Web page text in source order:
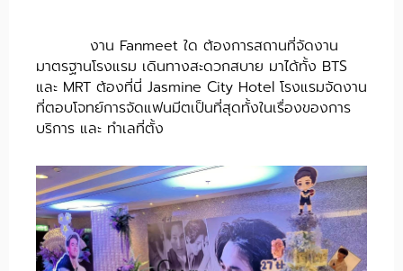
งาน Fanmeet ใด ต้องการสถานที่จัดงาน
มาตรฐานโรงแรม เดินทางสะดวกสบาย มาได้ทั้ง BTS
และ MRT ต้องที่นี่ Jasmine City Hotel โรงแรมจัดงาน
ที่ตอบโจทย์การจัดแฟนมีตเป็นที่สุดทั้งในเรื่องของการ
บริการ และ ทำเลที่ตั้ง